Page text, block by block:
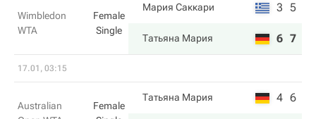
Wimbledon
WTA
Female
Single
Мария Саккари 3 5
Татьяна Мария 6 7
17.01, 03:15
Australian
Female
Татьяна Мария 4 6